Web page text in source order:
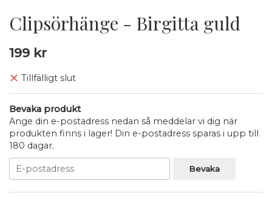
Clipsörhänge - Birgitta guld
199 kr
Tillfälligt slut
Bevaka produkt
Ange din e-postadress nedan så meddelar vi dig när
produkten finns i lager! Din e-postadress sparas i upp till
180 dagar.
Bevaka